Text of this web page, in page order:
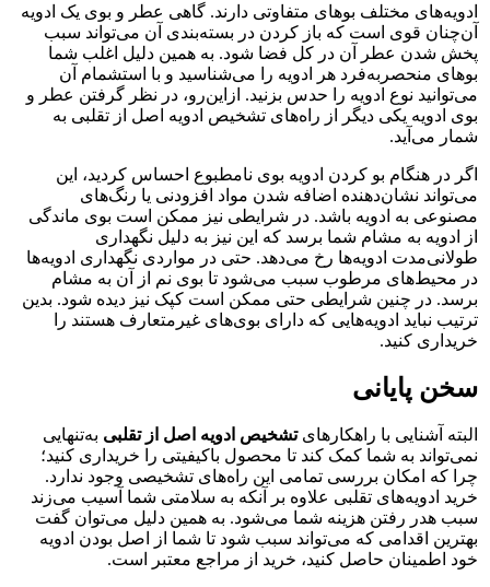
ادویه‌های مختلف بوهای متفاوتی دارند. گاهی عطر و بوی یک ادویه
آن‌چنان قوی است که باز کردن در بسته‌بندی آن می‌تواند سبب
پخش شدن عطر آن در کل فضا شود. به همین دلیل اغلب شما
بوهای منحصربه‌فرد هر ادویه را می‌شناسید و با استشمام آن
می‌توانید نوع ادویه را حدس بزنید. ازاین‌رو، در نظر گرفتن عطر و
بوی ادویه یکی دیگر از راه‌های تشخیص ادویه اصل از تقلبی به
شمار می‌آید.
اگر در هنگام بو کردن ادویه بوی نامطبوع احساس کردید، این
می‌تواند نشان‌دهنده اضافه شدن مواد افزودنی یا رنگ‌های
مصنوعی به ادویه باشد. در شرایطی نیز ممکن است بوی ماندگی
از ادویه به مشام شما برسد که این نیز به دلیل نگهداری
طولانی‌مدت ادویه‌ها رخ می‌دهد. حتی در مواردی نگهداری ادویه‌ها
در محیط‌های مرطوب سبب می‌شود تا بوی نم از آن به مشام
برسد. در چنین شرایطی حتی ممکن است کپک نیز دیده شود. بدین
ترتیب نباید ادویه‌هایی که دارای بوی‌های غیرمتعارف هستند را
خریداری کنید.
سخن پایانی
البته آشنایی با راهکارهایتشخیص ادویه اصل از تقلبی به‌تنهایی
نمی‌تواند به شما کمک کند تا محصول باکیفیتی را خریداری کنید؛
چرا که امکان بررسی تمامی این راه‌های تشخیصی وجود ندارد.
خرید ادویه‌های تقلبی علاوه بر آنکه به سلامتی شما آسیب می‌زند
سبب هدر رفتن هزینه شما می‌شود. به همین دلیل می‌توان گفت
بهترین اقدامی که می‌تواند سبب شود تا شما از اصل بودن ادویه
خود اطمینان حاصل کنید، خرید از مراجع معتبر است.